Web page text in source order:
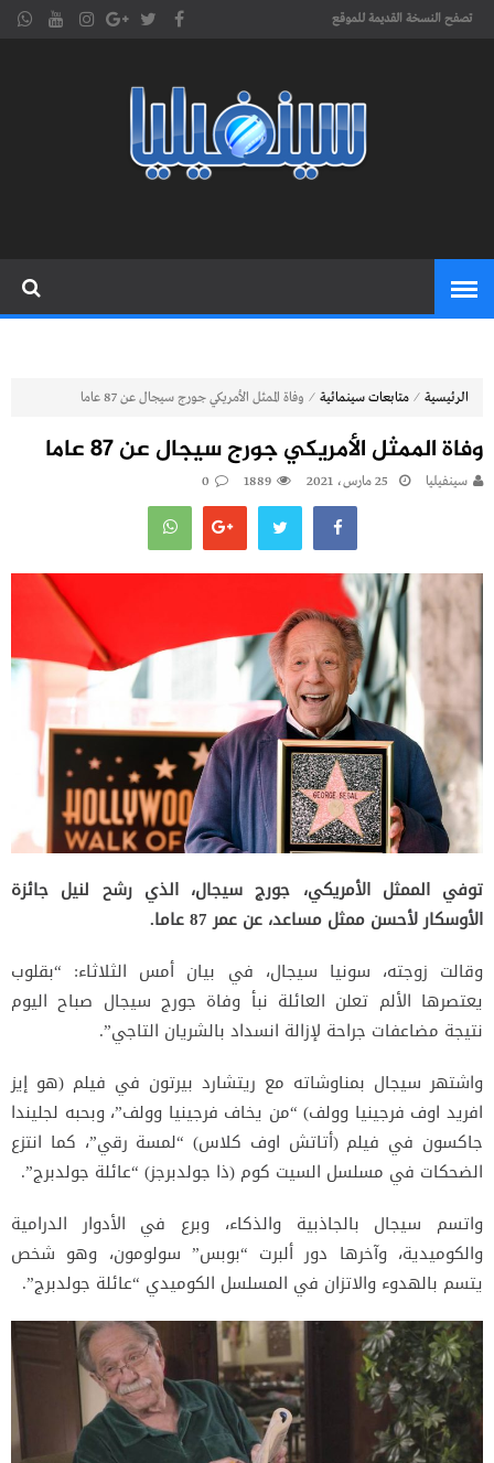
تصفح النسخة القديمة للموقع
الرئيسية ⁄ متابعات سينمائية ⁄ وفاة الممثل الأمريكي جورج سيجال عن 87 عاما
وفاة الممثل الأمريكي جورج سيجال عن 87 عاما
سينفيليا 25 مارس، 2021 1889
0
توفي الممثل الأمريكي، جورج سيجال، الذي رشح لنيل جائزة
الأوسكار لأحسن ممثل مساعد، عن عمر 87 عاما.
وقالت زوجته، سونيا سيجال، في بيان أمس الثلاثاء: “بقلوب
يعتصرها الألم تعلن العائلة نبأ وفاة جورج سيجال صباح اليوم
نتيجة مضاعفات جراحة لإزالة انسداد بالشريان التاجي”.
واشتهر سيجال بمناوشاته مع ريتشارد بيرتون في فيلم (هو إيز
افريد اوف فرجينيا وولف) “من يخاف فرجينيا وولف”، وبحبه لجليندا
جاكسون في فيلم (أتاتش اوف كلاس) “لمسة رقي”، كما انتزع
الضحكات في مسلسل السيت كوم (ذا جولدبرجز) “عائلة جولدبرج”.
واتسم سيجال بالجاذبية والذكاء، وبرع في الأدوار الدرامية
والكوميدية، وآخرها دور ألبرت “بوبس” سولومون، وهو شخص
يتسم بالهدوء والاتزان في المسلسل الكوميدي “عائلة جولدبرج”.